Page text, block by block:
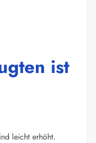
ist
leicht erhöht.